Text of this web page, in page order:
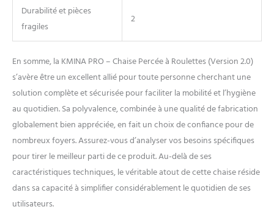
Durabilité et pièces
fragiles
2
En somme, la KMINA PRO – Chaise Percée à Roulettes (Version 2.0)
s’avère être un excellent allié pour toute personne cherchant une
solution complète et sécurisée pour faciliter la mobilité et l’hygiène
au quotidien. Sa polyvalence, combinée à une qualité de fabrication
globalement bien appréciée, en fait un choix de confiance pour de
nombreux foyers. Assurez-vous d’analyser vos besoins spécifiques
pour tirer le meilleur parti de ce produit. Au-delà de ses
caractéristiques techniques, le véritable atout de cette chaise réside
dans sa capacité à simplifier considérablement le quotidien de ses
utilisateurs.